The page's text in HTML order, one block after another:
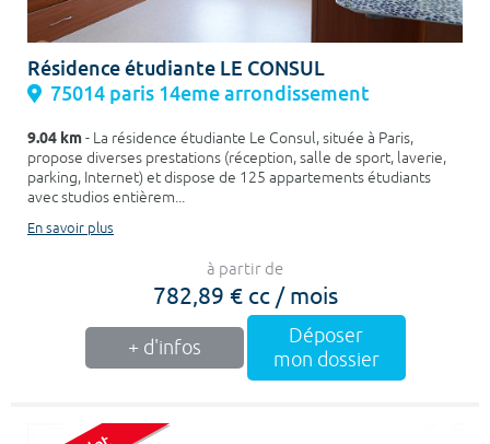
Résidence étudiante LE CONSUL
75014 paris 14eme arrondissement
9.04 km- La résidence étudiante Le Consul, située à Paris,
propose diverses prestations (réception, salle de sport, laverie,
parking, Internet) et dispose de 125 appartements étudiants
avec studios entièrem...
En savoir plus
à partir de
782,89 € cc / mois
+ d'infos
Déposer
mon dossier